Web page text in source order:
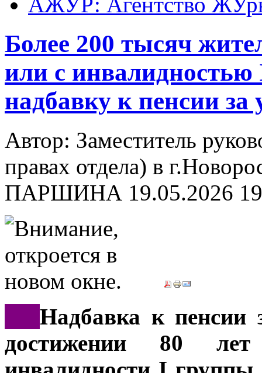
Более 200 тысяч
или с
надбавку к пенсии за
Автор: Заместитель
правах отдела) в
ПАРШИНА 19.05.2026
Надбавка к пенсии
достижении 80